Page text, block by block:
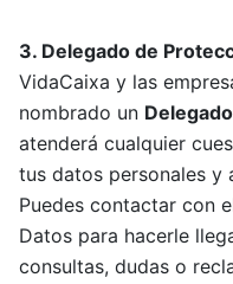
3. Delegado de
VidaCaixa y las
nombrado un
atenderá cualquier
tus datos personales y
Puedes contactar con
Datos para hacerle
consultas, dudas o